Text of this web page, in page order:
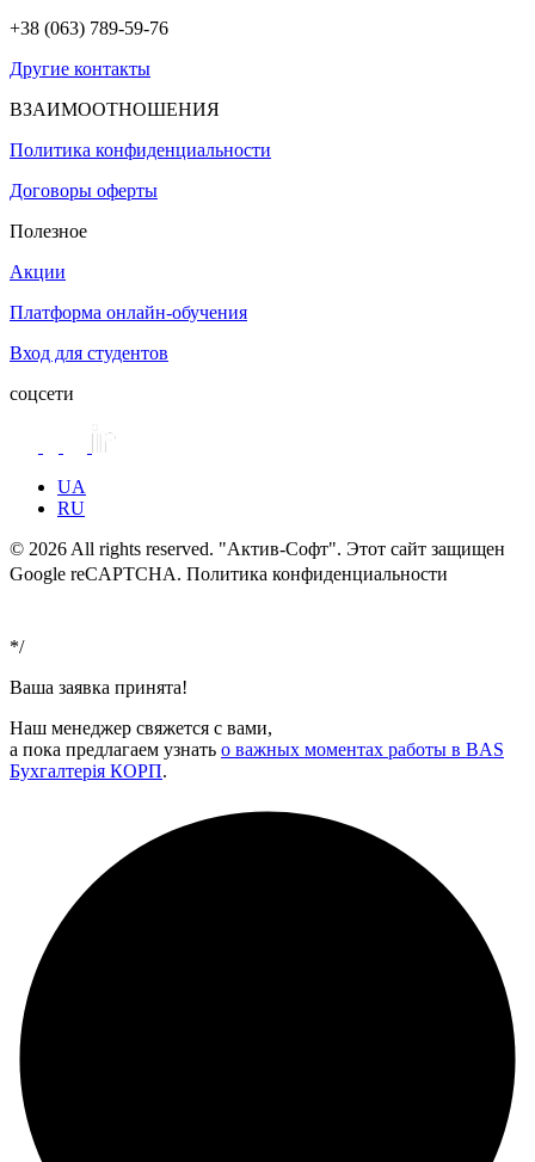
+38 (063) 789-59-76
Другие контакты
ВЗАИМООТНОШЕНИЯ
Политика конфиденциальности
Договоры оферты
Полезное
Акции
Платформа онлайн-обучения
Вход для студентов
соцсети
UA
RU
© 2026 All rights reserved. "Актив-Софт". Этот сайт защищен
Google reCAPTCHA. Политика конфиденциальности
*/
Ваша заявка принята!
Наш менеджер свяжется с вами,
а пока предлагаем узнать о важных моментах работы в BAS
Бухгалтерія КОРП.